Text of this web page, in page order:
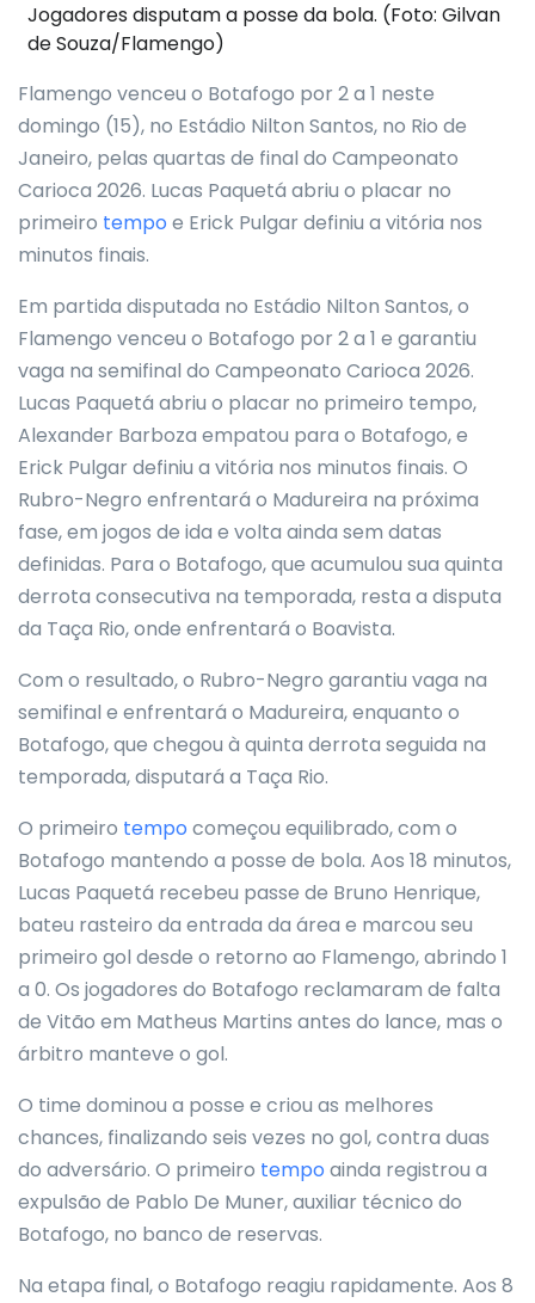
Jogadores disputam a posse da bola. (Foto: Gilvan
de Souza/Flamengo)
Flamengo venceu o Botafogo por 2 a 1 neste
domingo (15), no Estádio Nilton Santos, no Rio de
Janeiro, pelas quartas de final do Campeonato
Carioca 2026. Lucas Paquetá abriu o placar no
primeiro tempo e Erick Pulgar definiu a vitória nos
minutos finais.
Em partida disputada no Estádio Nilton Santos, o
Flamengo venceu o Botafogo por 2 a 1 e garantiu
vaga na semifinal do Campeonato Carioca 2026.
Lucas Paquetá abriu o placar no primeiro tempo,
Alexander Barboza empatou para o Botafogo, e
Erick Pulgar definiu a vitória nos minutos finais. O
Rubro-Negro enfrentará o Madureira na próxima
fase, em jogos de ida e volta ainda sem datas
definidas. Para o Botafogo, que acumulou sua quinta
derrota consecutiva na temporada, resta a disputa
da Taça Rio, onde enfrentará o Boavista.
Com o resultado, o Rubro-Negro garantiu vaga na
semifinal e enfrentará o Madureira, enquanto o
Botafogo, que chegou à quinta derrota seguida na
temporada, disputará a Taça Rio.
O primeiro tempo começou equilibrado, com o
Botafogo mantendo a posse de bola. Aos 18 minutos,
Lucas Paquetá recebeu passe de Bruno Henrique,
bateu rasteiro da entrada da área e marcou seu
primeiro gol desde o retorno ao Flamengo, abrindo 1
a 0. Os jogadores do Botafogo reclamaram de falta
de Vitão em Matheus Martins antes do lance, mas o
árbitro manteve o gol.
O time dominou a posse e criou as melhores
chances, finalizando seis vezes no gol, contra duas
do adversário. O primeiro tempo ainda registrou a
expulsão de Pablo De Muner, auxiliar técnico do
Botafogo, no banco de reservas.
Na etapa final, o Botafogo reagiu rapidamente. Aos 8